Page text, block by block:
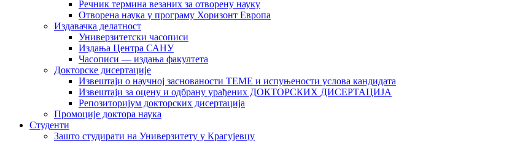
Рeчник термина везаних за отворену науку
Отворена наука у програму Хоризонт Европа
Издавачка делатност
Универзитетски часописи
Издања Центра САНУ
Часописи — издања факултета
Докторске дисертације
Извештаји о научној заснованости ТЕМЕ и испуњености услова кандидата
Извештаји за оцену и одбрану урађених ДОКТОРСКИХ ДИСЕРТАЦИЈА
Репозиторијум докторских дисертација
Промоције доктора наука
Студенти
Зашто студирати на Универзитету у Крагујевцу